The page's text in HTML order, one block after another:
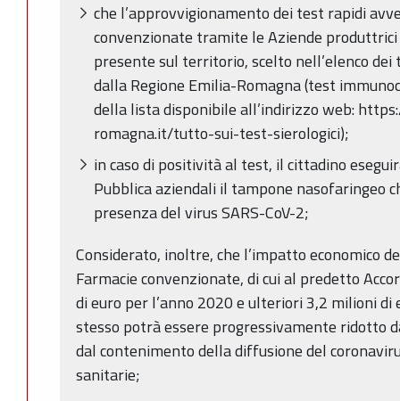
che l’approvvigionamento dei test rapidi
convenzionate tramite le Aziende
presente sul territorio, scelto nell’elenco
dalla Regione Emilia-Romagna (test
della lista disponibile all’indirizzo web:
romagna.it/tutto-sui-test-sierologici);
in caso di positività al test, il cittadino
Pubblica aziendali il tampone nasofaringeo
presenza del virus SARS-CoV-2;
Considerato, inoltre, che l’impatto economico
Farmacie convenzionate, di cui al predetto
di euro per l’anno 2020 e ulteriori 3,2 milioni di
stesso potrà essere progressivamente ridotto
dal contenimento della diffusione del
sanitarie;